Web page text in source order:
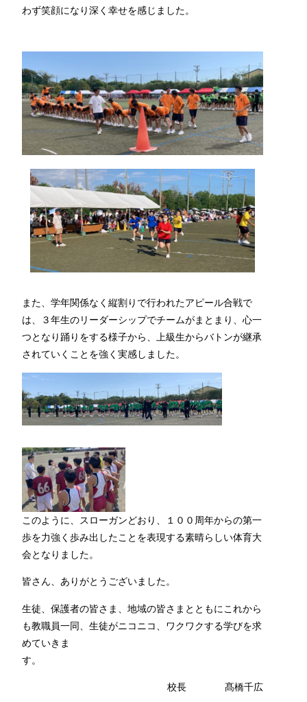
わず笑顔になり深く幸せを感じました。
また、学年関係なく縦割りで行われたアピール合戦で
は、３年生のリーダーシップでチームがまとまり、心一
つとなり踊りをする様子から、上級生からバトンが継承
されていくことを強く実感しました。
このように、スローガンどおり、１００周年からの第一
歩を力強く歩み出したことを表現する素晴らしい体育大
会となりました。
皆さん、ありがとうございました。
生徒、保護者の皆さま、地域の皆さまとともにこれから
も教職員一同、生徒がニコニコ、ワクワクする学びを求
めていきま
校長 髙橋千広